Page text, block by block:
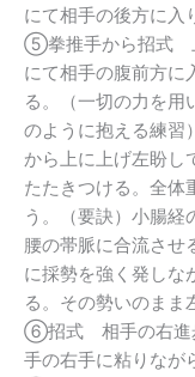
にて相手の後方に入
⑤拳推手から招式
にて相手の腹前方に
る。（一切の力を用
のように抱える練習
から上に上げ左盼し
たたきつける。全体
う。（要訣）小腸経
腰の帯脈に合流させ
に採勢を強く発しな
る。その勢いのまま
⑥招式 相手の右進
手の右手に粘りなが